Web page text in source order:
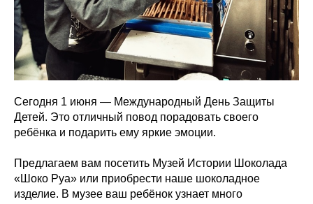
Сегодня 1 июня — Международный День Защиты
Детей. Это отличный повод порадовать своего
ребёнка и подарить ему яркие эмоции.
Предлагаем вам посетить Музей Истории Шоколада
«Шоко Руа» или приобрести наше шоколадное
изделие. В музее ваш ребёнок узнает много